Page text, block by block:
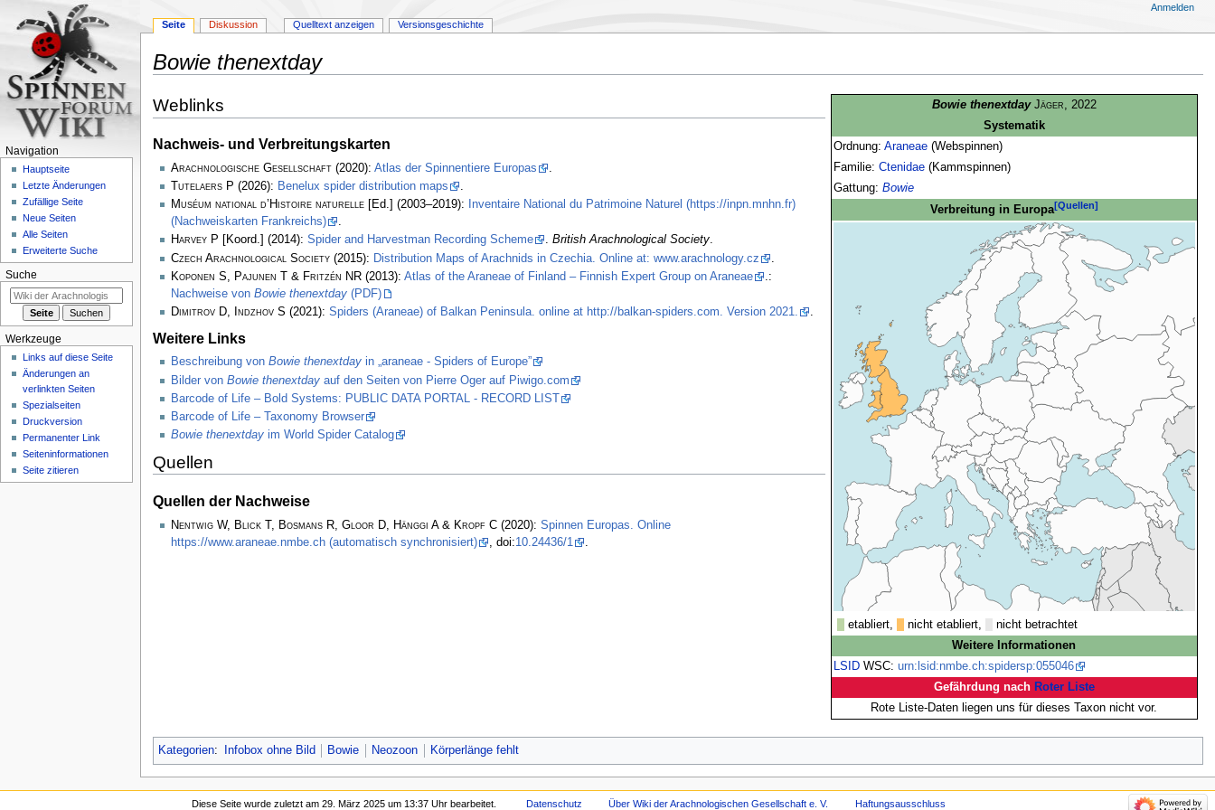
Bowie thenextday
Navigation
Suche
Bowie thenextday Jäger, 2022
Systematik
Ordnung: Araneae(Webspinnen)
Familie: Ctenidae(Kammspinnen)
Gattung: Bowie
Verbreitung in Europa[Quellen]
etabliert, nicht etabliert,
nicht betrachtet
Weitere Informationen
LSIDWSC: urn:lsid:nmbe.ch:spidersp:055046
Gefährdung nach Roter Liste
Rote Liste-Daten liegen uns für dieses Taxon nicht vor.
Weblinks
Nachweis- und Verbreitungskarten
Arachnologische Gesellschaft(2020): Atlas der Spinnentiere Europas
Tutelaers P (2026): Benelux spider distribution maps
.
Muséum national d’Histoire naturelle[Ed.] (2003–2019):
Inventaire National du Patrimoine Naturel (https://inpn.mnhn.fr)
(Nachweiskarten Frankreichs)
.
Harvey P [Koord.] (2014): Spider and Harvestman Recording Scheme . British Arachnological Society.
Czech Arachnological Society(2015): Distribution Maps of Arachnids in Czechia. Online at: www.arachnology.cz
Koponen S, Pajunen T & Fritzén NR(2013): Atlas of the Araneae of Finland – Finnish Expert Group on Araneae
.:
Nachweise von Bowie thenextday(PDF)
Dimitrov D, Indzhov S (2021): Spiders (Araneae) of Balkan Peninsula. online at http://balkan-spiders.com. Version 2021. .
Weitere Links
Beschreibung von Bowie thenextdayin „araneae - Spiders of Europe”
Bilder von Bowie thenextdayauf den Seiten von Pierre Oger auf Piwigo.com
Barcode of Life – Bold Systems: PUBLIC DATA PORTAL - RECORD LIST
Barcode of Life – Taxonomy Browser
Bowie thenextdayim World Spider Catalog
Quellen
Quellen der Nachweise
Nentwig W, Blick T, Bosmans R, Gloor D, Hänggi A & Kropf C(2020): Spinnen Europas. Online
https://www.araneae.nmbe.ch (automatisch synchronisiert)
, doi:10.24436/1
Kategorien: Infobox ohne Bild Bowie Neozoon Körperlänge fehlt
Seite Diskussion Quelltext anzeigen Versionsgeschichte
Anmelden
Navigation
Hauptseite
Letzte Änderungen
Zufällige Seite
Neue Seiten
Alle Seiten
Erweiterte Suche
Suche
Werkzeuge
Links auf diese Seite
Änderungen an
verlinkten Seiten
Spezialseiten
Druckversion
Permanenter Link
Seiten­­informationen
Seite zitieren
Diese Seite wurde zuletzt am 29. März 2025 um 13:37 Uhr bearbeitet. Datenschutz Über Wiki der Arachnologischen Gesellschaft e. V. Haftungsausschluss